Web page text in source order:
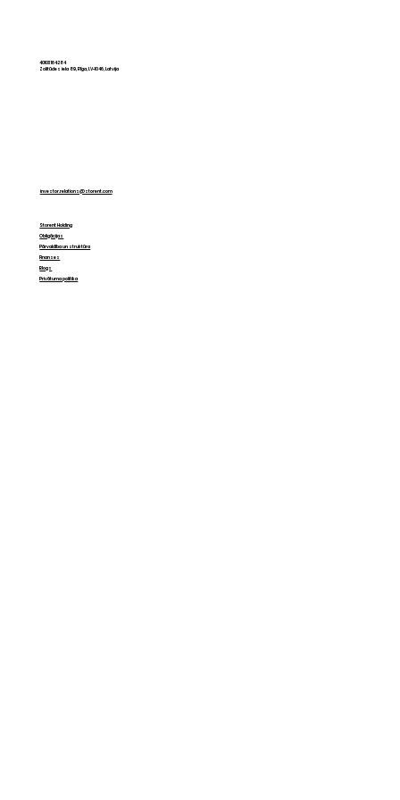
40103164284
Zolitūdes iela 89, Rīga, LV-1046, Latvija
investor.relations@storent.com
Storent Holding
Obligācijas
Pārvaldība un struktūra
Finanses
Blogs
Privātuma politika